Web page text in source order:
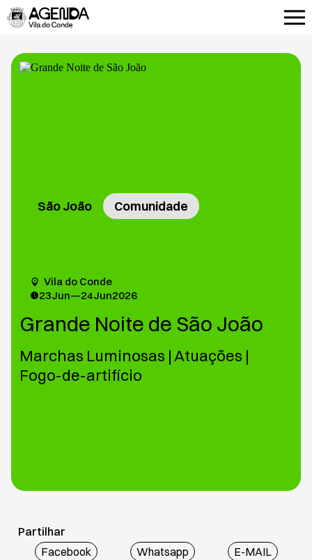
Vila do Conde
23Jun—24Jun2026
Grande Noite de São João
Marchas Luminosas | Atuações |
Fogo-de-artifício
São João Comunidade
Partilhar
Facebook
Whatsapp E-MAIL